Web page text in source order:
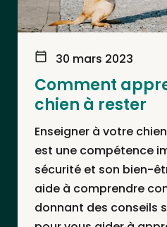
30 mars 2023
Comment
chien à rester
Enseigner à votre
est une compétence
sécurité et son bien-
aide à comprendre
donnant des conseils